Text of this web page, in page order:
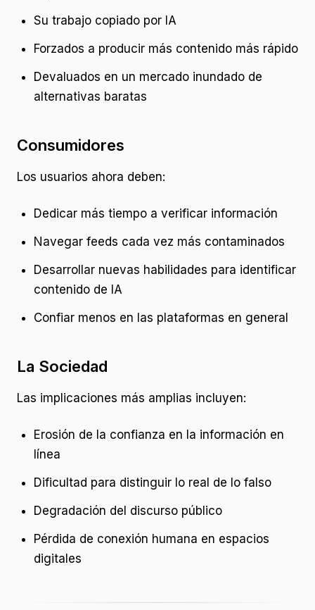
Su trabajo copiado por IA
Forzados a producir más contenido más rápido
Devaluados en un mercado inundado de
alternativas baratas
Consumidores
Los usuarios ahora deben:
Dedicar más tiempo a verificar información
Navegar feeds cada vez más contaminados
Desarrollar nuevas habilidades para identificar
contenido de IA
Confiar menos en las plataformas en general
La Sociedad
Las implicaciones más amplias incluyen:
Erosión de la confianza en la información en
línea
Dificultad para distinguir lo real de lo falso
Degradación del discurso público
Pérdida de conexión humana en espacios
digitales